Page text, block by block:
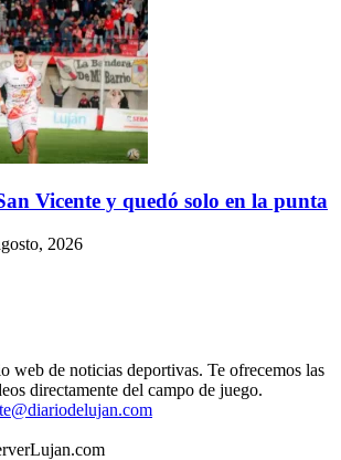
Vicente y quedó solo en la punta
2026
web de noticias deportivas. Te ofrecemos las
directamente del campo de juego.